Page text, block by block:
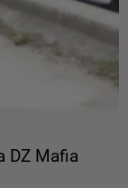
DZ Mafia